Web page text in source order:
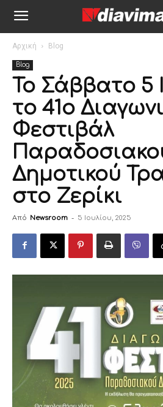
Αρχική Blog
Blog
Το Σάββατο 5
το 41ο
Φεστιβάλ
Δημοτικού
στο Ζερίκι
Από Newsroom - 5 Ιουλίου, 2025